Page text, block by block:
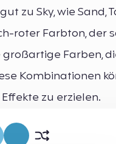
zu Sky, wie
roter Farbton, der
Farben,
Kombinationen
zu erzielen.